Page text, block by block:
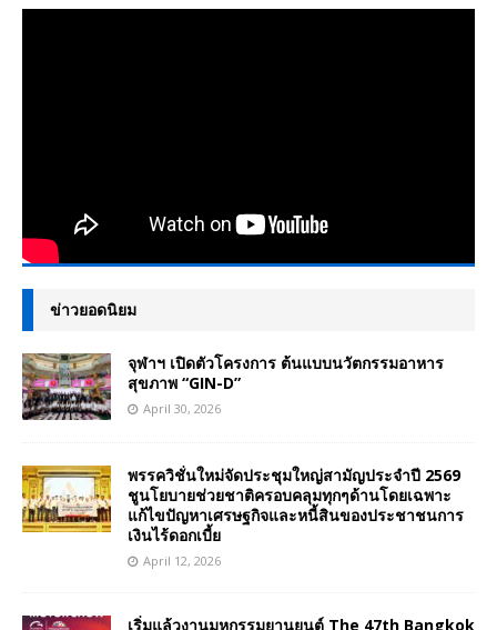
ข่าวยอดนิยม
จุฬาฯ เปิดตัวโครงการ ต้นแบบนวัตกรรมอาหาร
สุขภาพ “GIN-D”
April 30, 2026
พรรควิชั่นใหม่จัดประชุมใหญ่สามัญประจำปี 2569
ชูนโยบายช่วยชาติครอบคลุมทุกๆด้านโดยเฉพาะ
แก้ไขปัญหาเศรษฐกิจและหนี้สินของประชาชนการ
เงินไร้ดอกเบี้ย
April 12, 2026
เริ่มแล้วงานมหกรรมยานยนต์ The 47th Bangkok